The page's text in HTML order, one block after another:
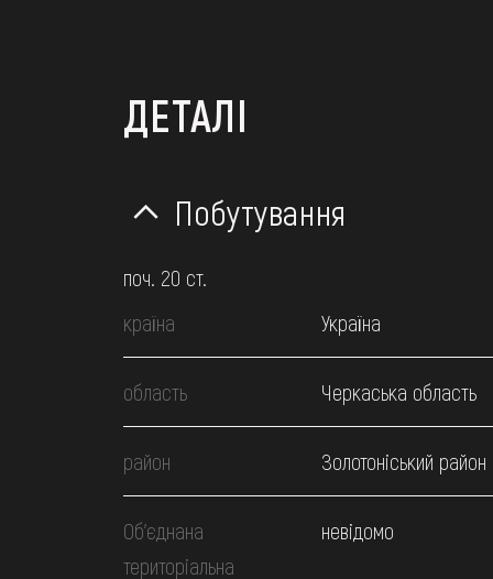
ДЕТАЛІ
Побутування
поч. 20 ст.
країна
Україна
область Черкаська область
район Золотоніський район
Об’єднана
територіальна
невідомо